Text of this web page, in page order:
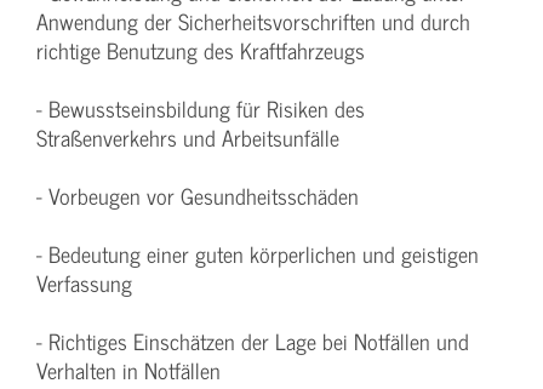
Anwendung der Sicherheitsvorschriften und durch
richtige Benutzung des Kraftfahrzeugs
- Bewusstseinsbildung für Risiken des
Straßenverkehrs und Arbeitsunfälle
- Vorbeugen vor Gesundheitsschäden
- Bedeutung einer guten körperlichen und geistigen
Verfassung
- Richtiges Einschätzen der Lage bei Notfällen und
Verhalten in Notfällen